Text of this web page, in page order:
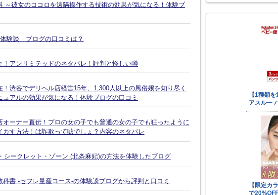
～彼女のココロを遠隔操作する技術の効果が気になる！体験ブ
験談 ブログの口コミは？
アンリミテッドのネタバレ！評判と怪しい噂
渋谷でデリヘル店経営15年、1,300人以上の風俗嬢を知り尽く
アルの効果が気になる！体験ブログの口コミ
オーナー直伝！プロの女の子でも普通の女の子でも狂ったように
す方法！は詐欺って嘘でしょ？内容のネタバレ
ークレット・ゾーン (北条麻妃)の方法を体験したブログ
書 -セフレ量産コース-の体験談ブログから評判と口コミ